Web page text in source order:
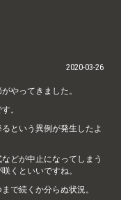
2020-03-26
やってきました。
。
という異例が発生したよ
どが中止になってしまう
くといいですね。
で続くか分らぬ状況。